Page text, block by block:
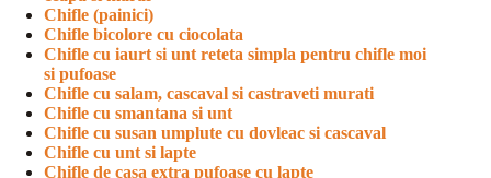
Chifle (painici)
Chifle bicolore cu ciocolata
Chifle cu iaurt si unt reteta simpla pentru chifle moi
si pufoase
Chifle cu salam, cascaval si castraveti murati
Chifle cu smantana si unt
Chifle cu susan umplute cu dovleac si cascaval
Chifle cu unt si lapte
Chifle de casa extra pufoase cu lapte